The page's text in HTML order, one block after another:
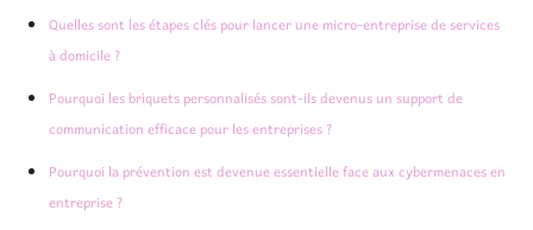
Quelles sont les étapes clés pour lancer une micro-entreprise de services
à domicile ?
Pourquoi les briquets personnalisés sont-ils devenus un support de
communication efficace pour les entreprises ?
Pourquoi la prévention est devenue essentielle face aux cybermenaces en
entreprise ?